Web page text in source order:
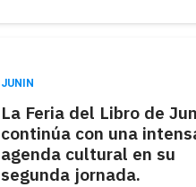
JUNIN
La Feria del Libro de
continúa con una
agenda cultural en su
segunda jornada.